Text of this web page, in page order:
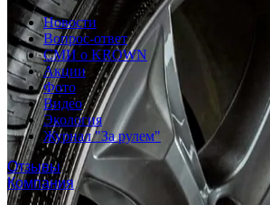
Новости
Вопрос-ответ
СМИ о KROWN
Акции
Фото
Видео
Экология
Журнал "За рулем"
Отзывы
Компания